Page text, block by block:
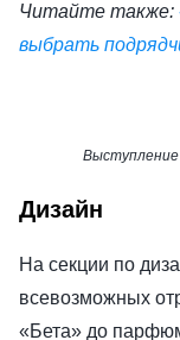
Читайте также:
выбрать
Выступление
Дизайн
На секции по
всевозможных
«Бета» до